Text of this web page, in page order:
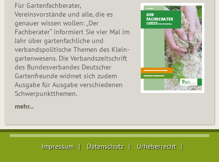
Für Gartenfachberater,
Vereinsvorstände und alle, die es
genauer wissen wollen: „Der
Fachberater“ informiert Sie vier Mal im
Jahr über gartenfachliche und
verbandspolitische Themen des Klein­
gar­ten­wesens. Die Ver­bands­zeit­schrift
des Bun­des­ver­ban­des Deutscher
Gartenfreunde widmet sich zudem
Ausgabe für Ausgabe verschiedenen
Schwer­punkt­the­men.
mehr...
Impressum Datenschutz Urheberrecht